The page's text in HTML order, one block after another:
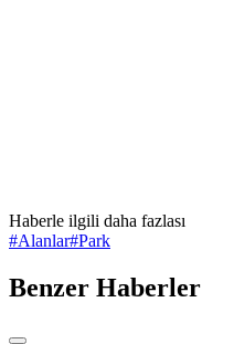
Haberle ilgili daha fazlası
#Alanlar#Park
Benzer Haberler